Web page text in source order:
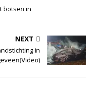
botsen in
NEXT
in